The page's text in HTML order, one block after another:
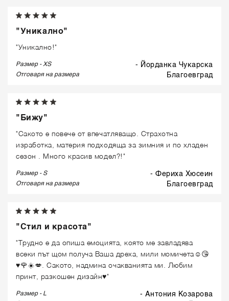
"Уникално"
"Уникално!"
Размер - XS - Йорданка Чукарска
Отговаря на размера благоевград
"Бижу"
"Сакото е повече от впечатляващо. Страхотна
изработка, материя подходяща за зимния и по хладен
сезон . Много красив модел?!"
Размер - S - Фериха Хюсеин
Отговаря на размера благоевград
"Стил и красота"
"Трудно е да опиша емоцията, която ме завладява
всеки път щом получа Ваша дреха, мили момичета☺️😘
♥️🌹☀️💋. Сакото, надмина очакванията ми. Любим
принт, разкошен дизайн♥️"
Размер - L - Антония Козарова